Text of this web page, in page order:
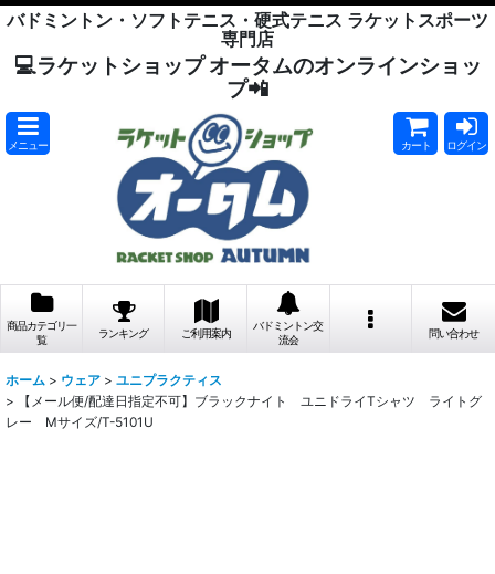
バドミントン・ソフトテニス・硬式テニス ラケットスポーツ
専門店
💻ラケットショップ オータムのオンラインショッ
プ📲
メニュー カート ログイン
商品カテゴリ一
覧
ランキング ご利用案内
バドミントン交
流会
問い合わせ
ホーム > ウェア > ユニプラクティス
>
【メール便/配達日指定不可】ブラックナイト ユニドライTシャツ ライトグ
レー Mサイズ/T-5101U